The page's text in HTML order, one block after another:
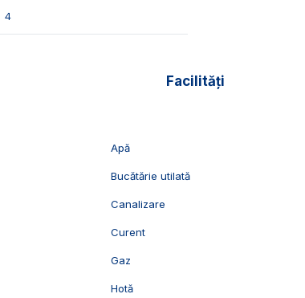
cuplurilor sau familiilor care doresc o
4
Facilități
Apă
Bucătărie utilată
Canalizare
Curent
Gaz
Hotă